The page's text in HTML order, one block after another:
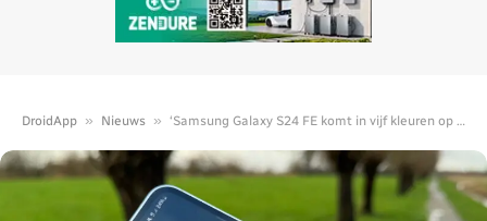
DroidApp » Nieuws » ‘Samsung Galaxy S24 FE komt in vijf kleuren op de markt’